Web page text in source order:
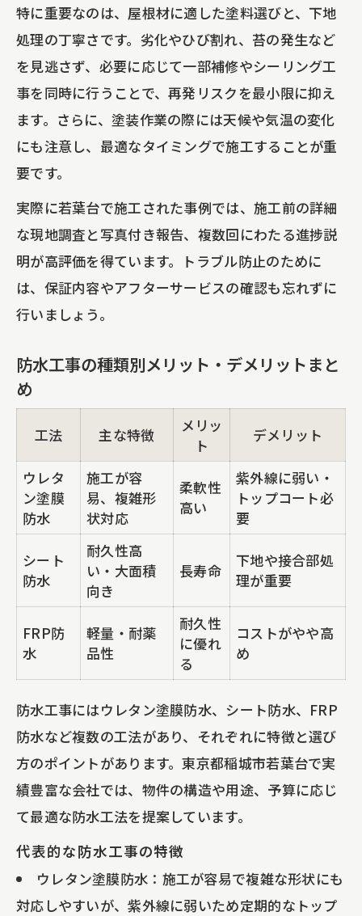
特に重要なのは、屋根材に適した塗料選びと、下地
処理の丁寧さです。劣化やひび割れ、苔の発生など
を見逃さず、必要に応じて一部補修やシーリング工
事を同時に行うことで、再発リスクを最小限に抑え
ます。さらに、塗装作業の際には天候や気温の変化
にも注意し、最適なタイミングで施工することが重
要です。
実際に若葉台で施工された事例では、施工前の詳細
な現地調査と写真付き報告、複数回にわたる進捗説
明が高評価を得ています。トラブル防止のために
は、保証内容やアフターサービスの確認も忘れずに
行いましょう。
防水工事の種類別メリット・デメリットまと
め
工法 主な特徴
メリッ
ト
デメリット
ウレタ
ン塗膜
防水
施工が容
易、複雑形
状対応
柔軟性
高い
紫外線に弱い・
トップコート必
要
シート
防水
耐久性高
い・大面積
向き
長寿命
下地や接合部処
理が重要
FRP防
水
軽量・耐薬
品性
耐久性
に優れ
る
コストがやや高
め
防水工事にはウレタン塗膜防水、シート防水、FRP
防水など複数の工法があり、それぞれに特徴と選び
方のポイントがあります。東京都稲城市若葉台で実
績豊富な会社では、物件の構造や用途、予算に応じ
て最適な防水工法を提案しています。
代表的な防水工事の特徴
ウレタン塗膜防水：施工が容易で複雑な形状にも
対応しやすいが、紫外線に弱いため定期的なトップ